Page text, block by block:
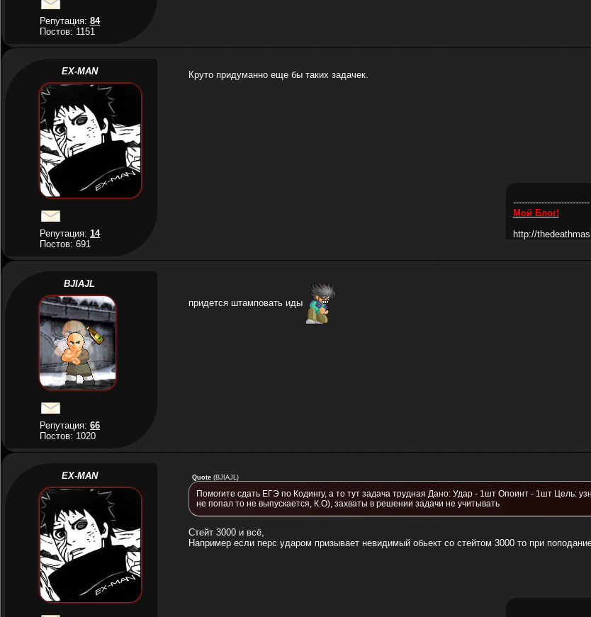
Репутация:84
Постов: 1151
EX-MAN
Репутация:14
Постов: 691
Круто придуманно еще бы таких задачек.
---------------------------
Мой Блог!
http://
BJIAJL
Репутация:66
Постов: 1020
придется штамповать иды
EX-MAN
Quote(BJIAJL)
Помогите сдать ЕГЭ по Кодингу, а то тут задача трудная Дано: Удар - 1шт Опоинт - 1шт Цель:
не попал то не выпускается, К.О), захваты в решении задачи не учитывать
Стейт 3000 и всё,
Например если перс ударом призывает невидимый обьект со стейтом 3000 то при